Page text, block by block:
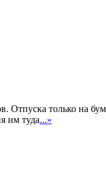
Отпуска только на
им туда...»